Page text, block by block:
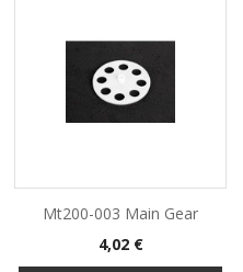
Mt200-003 Main Gear
Prezzo
4,02 €